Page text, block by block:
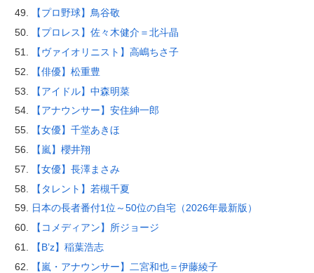
【プロ野球】鳥谷敬
【プロレス】佐々木健介＝北斗晶
【ヴァイオリニスト】高嶋ちさ子
【俳優】松重豊
【アイドル】中森明菜
【アナウンサー】安住紳一郎
【女優】千堂あきほ
【嵐】櫻井翔
【女優】長澤まさみ
【タレント】若槻千夏
日本の長者番付1位～50位の自宅（2026年最新版）
【コメディアン】所ジョージ
【B’z】稲葉浩志
【嵐・アナウンサー】二宮和也＝伊藤綾子